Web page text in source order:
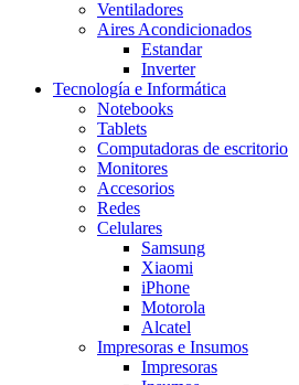
Ventiladores
Aires Acondicionados
Estandar
Inverter
Tecnología e Informática
Notebooks
Tablets
Computadoras de escritorio
Monitores
Accesorios
Redes
Celulares
Samsung
Xiaomi
iPhone
Motorola
Alcatel
Impresoras e Insumos
Impresoras